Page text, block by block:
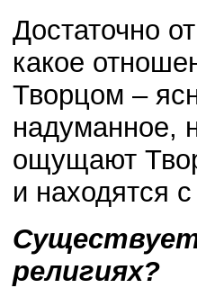
Достаточно
какое
Творцом –
надуманное,
ощущают
и находятся
Существует
религиях?